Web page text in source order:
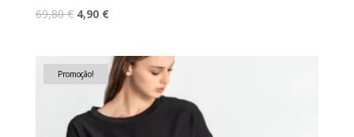
69,80€ O
era:
69,80 €.
4,90 €O
é:
4,90 €.
Promoção!